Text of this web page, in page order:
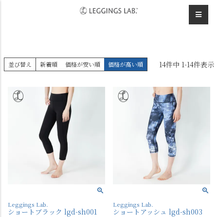
ショート
並び替え 新着順 価格が安い順 価格が高い順 14件中 1-14件表示
Leggings Lab.
ショートブラック lgd-sh001
Leggings Lab.
ショートアッシュ lgd-sh003